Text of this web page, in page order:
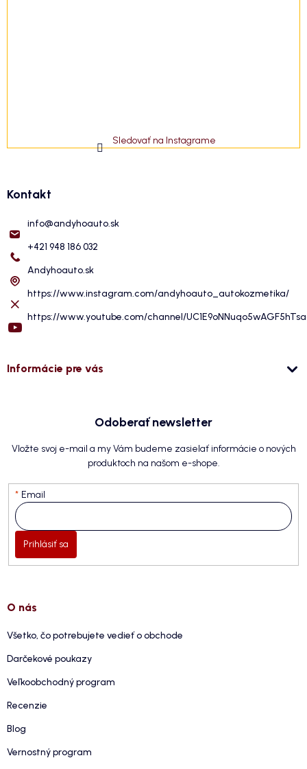
Sledovať na Instagrame
Kontakt
info@andyhoauto.sk
+421 948 186 032
Andyhoauto.sk
https://www.instagram.com/andyhoauto_autokozmetika/
https://www.youtube.com/channel/
Informácie pre vás
Odoberať newsletter
Vložte svoj e-mail a my Vám budeme zasielať informácie o nových
produktoch na našom e-shope.
Email
Prihlásiť sa
O nás
Všetko, čo potrebujete vedieť o obchode
Darčekové poukazy
Veľkoobchodný program
Recenzie
Blog
Vernostný program